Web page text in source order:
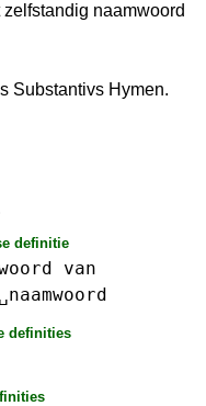
naamwoord
Substantivs Hymen.
definitie
van
definities